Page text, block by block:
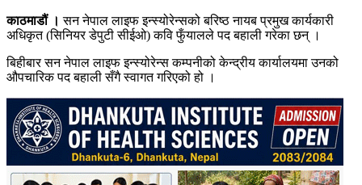
काठमाडौं । सन नेपाल लाइफ इन्स्योरेन्सको बरिष्ठ नायब प्रमुख कार्यकारी
अधिकृत (सिनियर डेपुटी सीईओ) कवि फुँयालले पद बहाली गरेका छन् ।
बिहीबार सन नेपाल लाइफ इन्स्योरेन्स कम्पनीको केन्द्रीय कार्यालयमा उनको
औपचारिक पद बहाली सँगै स्वागत गरिएको हो ।